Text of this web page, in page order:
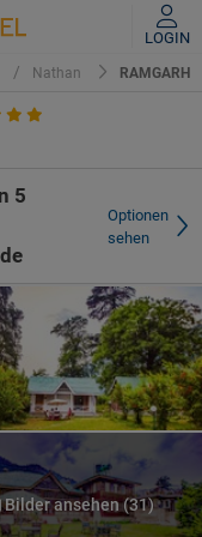
LOGIN
Nathan RAMGARH
Optionen
sehen
Bilder ansehen (31)